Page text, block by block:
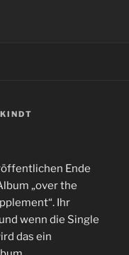
Ende
„over the
Ihr
wenn die Single
das ein